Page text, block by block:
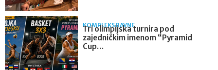
KOMPLEKS RAVNE
Tri olimpijska turnira pod
zajedničkim imenom “Pyramid
Cup…